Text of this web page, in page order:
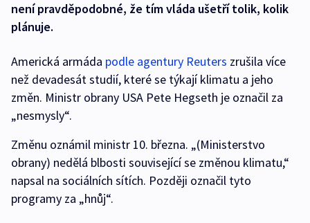
není pravděpodobné, že tím vláda ušetří tolik, kolik
plánuje.
Americká armáda podle agentury Reuters zrušila více
než devadesát studií, které se týkají klimatu a jeho
změn. Ministr obrany USA Pete Hegseth je označil za
„nesmysly“.
Změnu oznámil ministr 10. března. „(Ministerstvo
obrany) nedělá blbosti související se změnou klimatu,“
napsal na sociálních sítích. Později označil tyto
programy za „hnůj“.